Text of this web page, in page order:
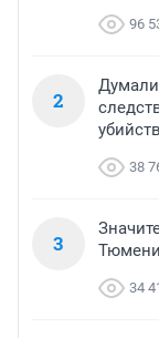
96
2
38
3
34